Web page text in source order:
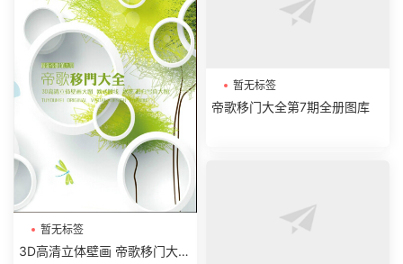
暂无标签
3D高清立体壁画 帝歌移门大全